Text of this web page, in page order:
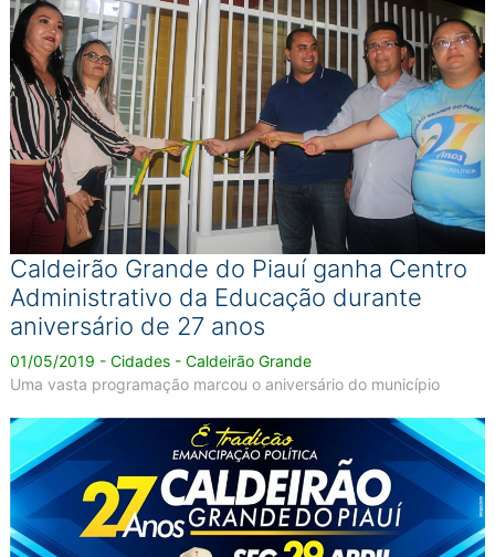
Caldeirão Grande do Piauí ganha Centro
Administrativo da Educação durante
aniversário de 27 anos
01/05/2019 - Cidades - Caldeirão Grande
Uma vasta programação marcou o aniversário do município